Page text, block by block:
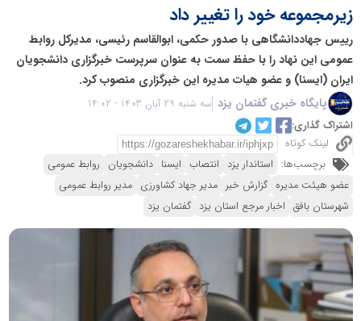
زیرمجموعه خود را تغییر داد
رییس جهاددانشگاهی با صدور حکمی، ابوالقاسم رئیسی، مدیرکل روابط
عمومی این نهاد را با حفظ سمت به عنوان سرپرست خبرگزاری دانشجویان
ایران (ایسنا) و عضو هیات مدیره این خبرگزاری منصوب کرد.
پایگاه خبری گفتمان یزد سه شنبه 29 آبان 1403 - 14:02
اشتراک گذاری:
لینک کوتاه
برچسب‌ها: استاندار یزد انتصاب ایسنا دانشجویان روابط عمومی
عضو هیئت مدیره گزارش خبر مدیر جهاد کشاورزی مدیر روابط عمومی
شهرستان بافق اخبار مرجع استان یزد گفتمان یزد